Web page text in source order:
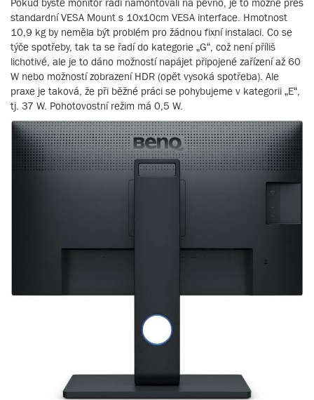
Pokud byste monitor rádi namontovali na pevno, je to možné přes
standardní VESA Mount s 10x10cm VESA interface. Hmotnost
10,9 kg by neměla být problém pro žádnou fixní instalaci. Co se
týče spotřeby, tak ta se řadí do kategorie „G“, což není příliš
lichotivé, ale je to dáno možností napájet připojené zařízení až 60
W nebo možností zobrazení HDR (opět vysoká spotřeba). Ale
praxe je taková, že při běžné práci se pohybujeme v kategorii „E“,
tj. 37 W. Pohotovostní režim má 0,5 W.